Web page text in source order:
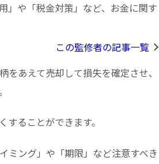
」や「税金対策」など、お金に関す
この監修者の記事一覧
あえて売却して損失を確定させ、
ることができます。
ミング」や「期限」など注意すべき